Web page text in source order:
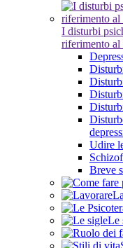
I disturbi
riferimento
Udire
Breve
Le